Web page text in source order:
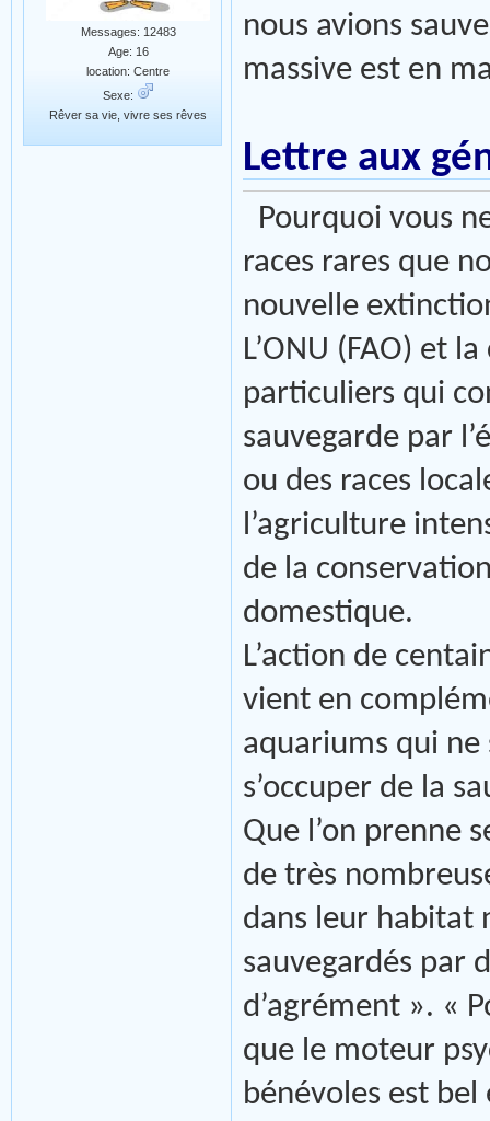
Messages: 12483
Age: 16
location: Centre
Sexe:
Rêver sa vie, vivre ses rêves
nous avions
massive est en
Lettre aux
Pourquoi vous
races rares que
nouvelle
L’ONU (FAO) et
particuliers qui
sauvegarde par
ou des races
l’agriculture
de la
domestique.
L’action de
vient en
aquariums qui ne
s’occuper de la
Que l’on prenne
de très
dans leur habitat
sauvegardés par
d’agrément ». «
que le moteur
bénévoles est